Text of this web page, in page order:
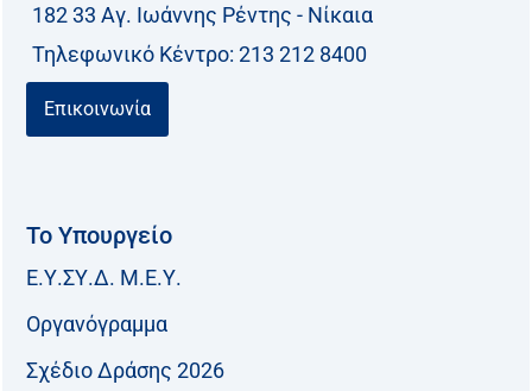
182 33 Aγ. Ιωάννης Ρέντης - Νίκαια
Τηλεφωνικό Kέντρο: 213 212 8400
Επικοινωνία
Το Υπουργείο
Ε.Υ.ΣΥ.Δ. Μ.Ε.Υ.
Οργανόγραμμα
Σχέδιο Δράσης 2026